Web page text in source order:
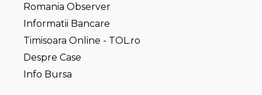
Romania Observer
Informatii Bancare
Timisoara Online - TOL.ro
Despre Case
Info Bursa